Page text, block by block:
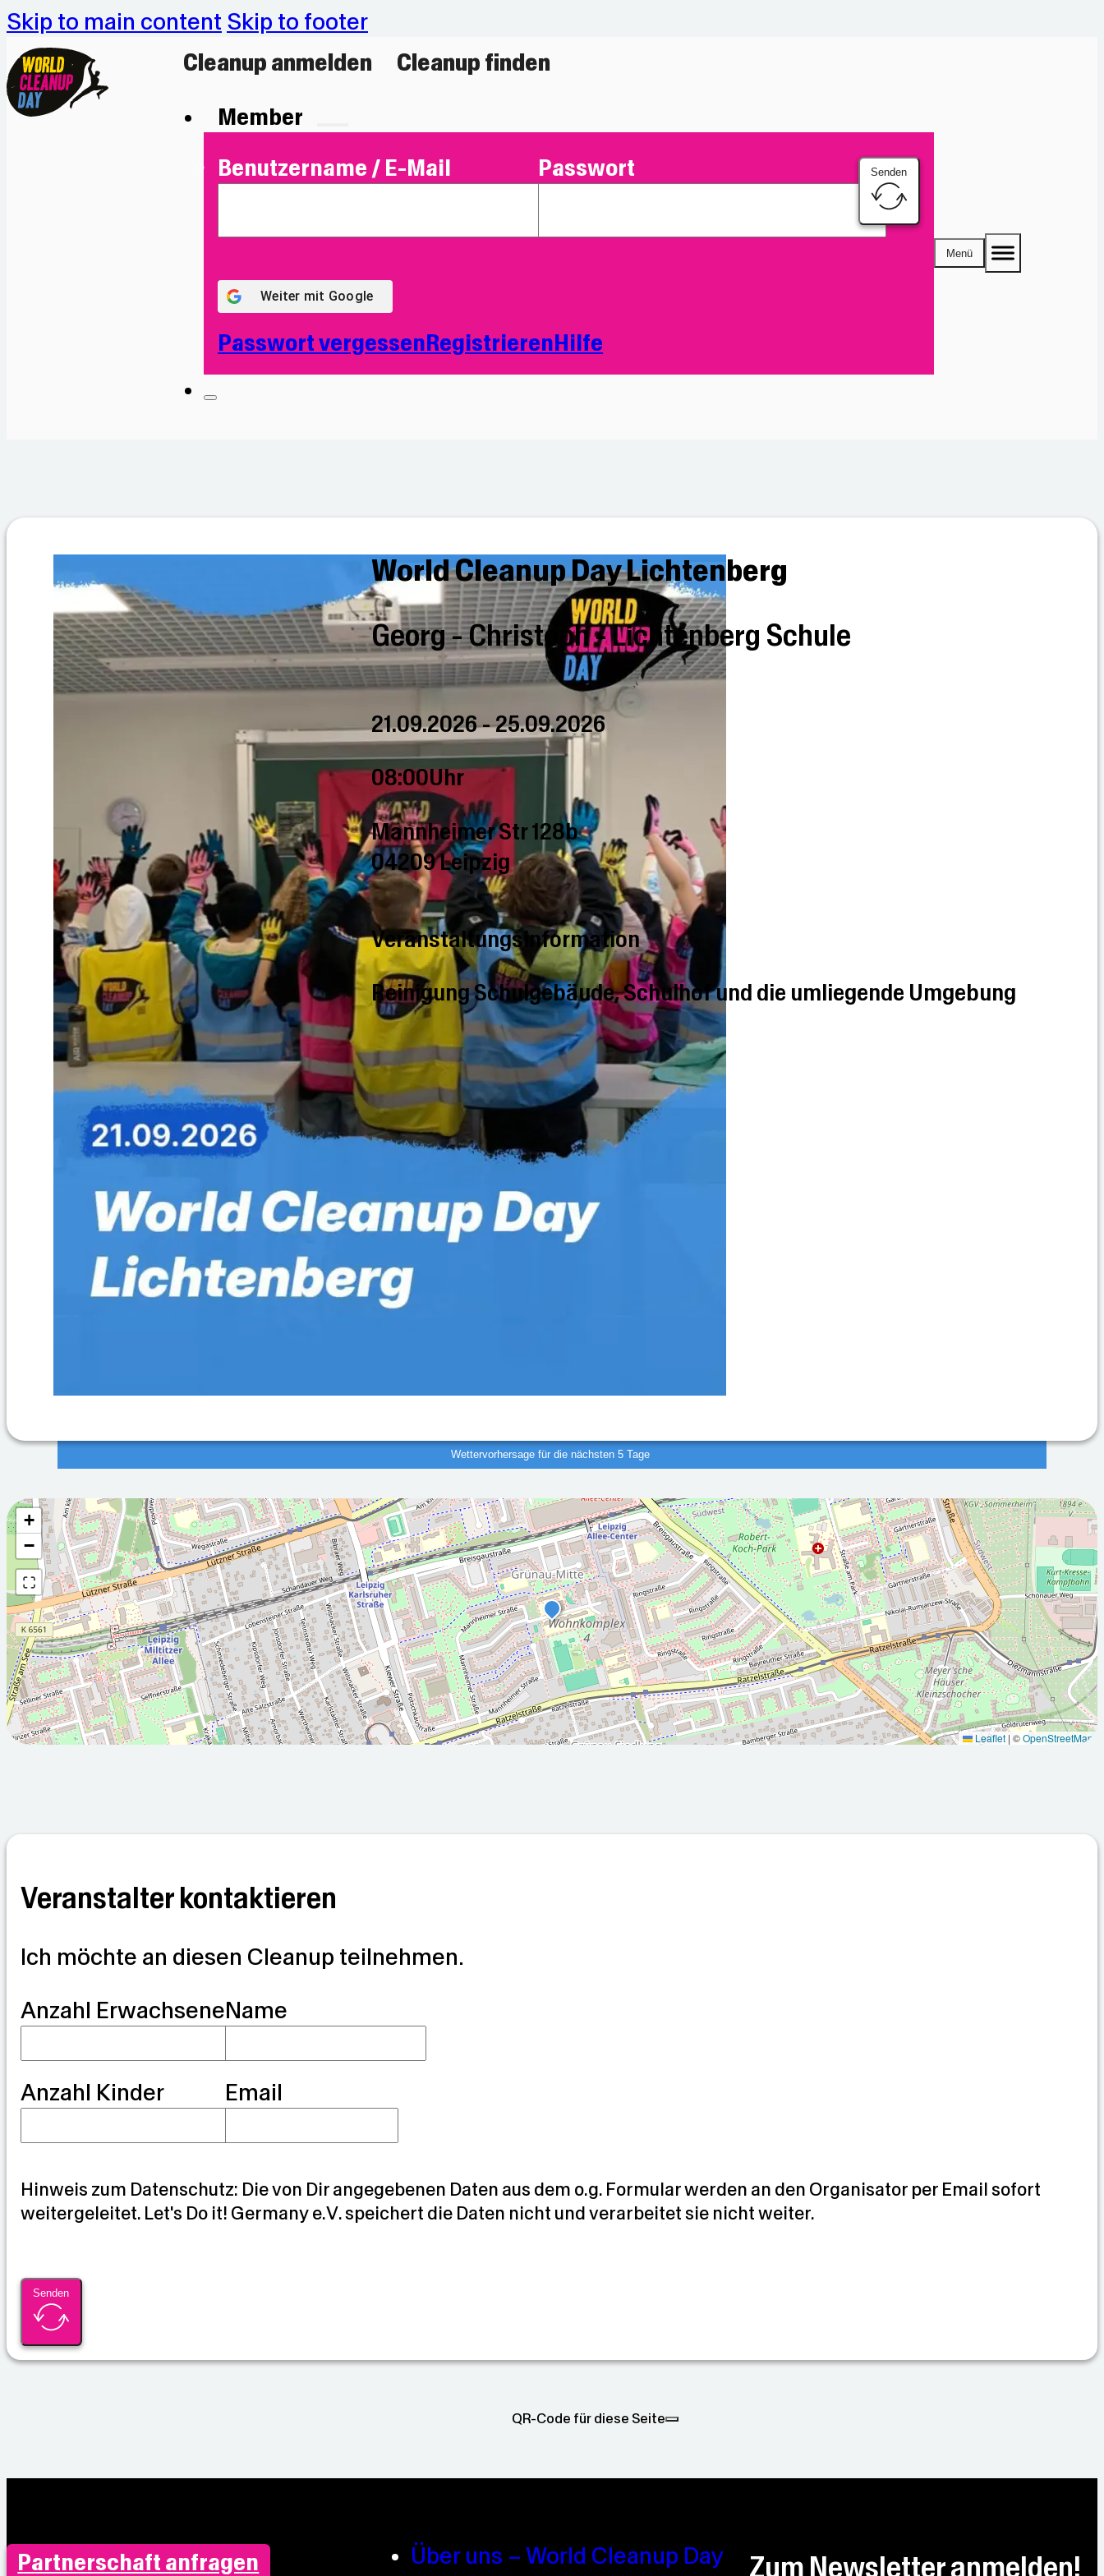
Skip to main content Skip to footer
Cleanup anmelden
Cleanup finden
Member
Benutzername / E-Mail Passwort Senden
Weiter mit Google
Passwort vergessen Registrieren Hilfe
Menü
World Cleanup Day Lichtenberg
Georg - Christoph - Lichtenberg Schule
21.09.2026 - 25.09.2026
08:00Uhr
Mannheimer Str 128b
04209 Leipzig
Veranstaltungsinformation
Reinigung Schulgebäude, Schulhof und die umliegende Umgebung
Wettervorhersage für die nächsten 5 Tage
2026-08-
07T05:00:00Z
Sonnig
2026-08-
08T05:00:00Z
Sonnig
2026-08-
09T05:00:00Z
Teilweise sonnig
2026-08-
10T05:00:00Z
Teilweise sonnig
2026-08-
11T05:00:00Z
Sonnig
Wettervorhersage für die nächsten 5 Tage
+
−
Leaflet | ©OpenStreetMap
Veranstalter kontaktieren
Ich möchte an diesen Cleanup teilnehmen.
Anzahl Erwachsene
Anzahl Kinder
Name
Email
G
r
a
n
Hinweis zum Datenschutz: Die von Dir angegebenen Daten aus dem o.g. Formular werden an den Organisator per Email sofort
weitergeleitet. Let's Do it! Germany e.V. speichert die Daten nicht und verarbeitet sie nicht weiter.
Senden
QR-Code für diese Seite
Partnerschaft anfragen
Über uns – World Cleanup Day
Zum Newsletter anmelden!